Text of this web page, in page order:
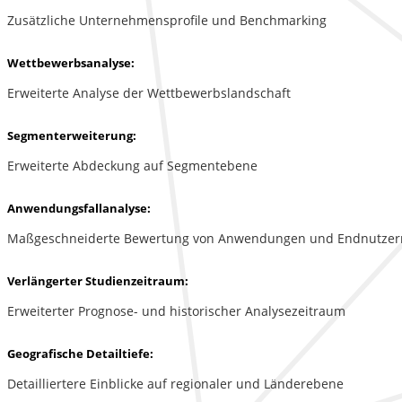
Zusätzliche Unternehmensprofile und Benchmarking
Wettbewerbsanalyse:
Erweiterte Analyse der Wettbewerbslandschaft
Segmenterweiterung:
Erweiterte Abdeckung auf Segmentebene
Anwendungsfallanalyse:
Maßgeschneiderte Bewertung von Anwendungen und
Verlängerter Studienzeitraum:
Erweiterter Prognose- und historischer Analysezeitraum
Geografische Detailtiefe:
Detailliertere Einblicke auf regionaler und Länderebene